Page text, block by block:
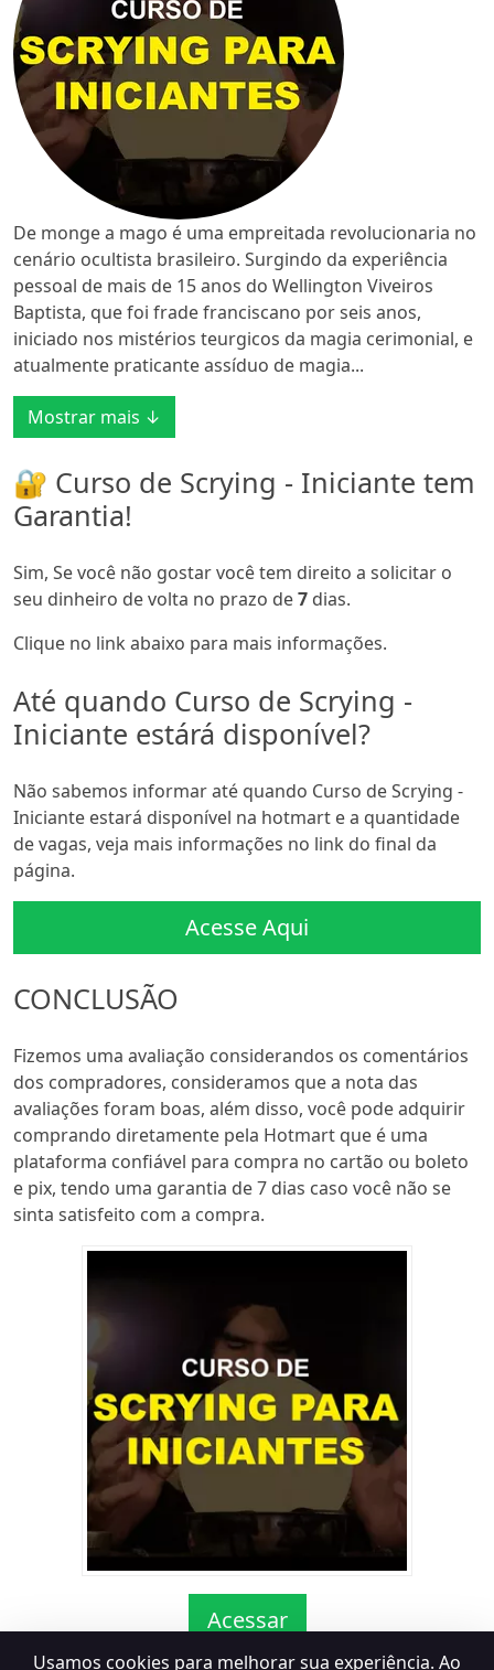
De monge a mago é uma empreitada revolucionaria no
cenário ocultista brasileiro. Surgindo da experiência
pessoal de mais de 15 anos do Wellington Viveiros
Baptista, que foi frade franciscano por seis anos,
iniciado nos mistérios teurgicos da magia cerimonial, e
atualmente praticante assíduo de magia...
Mostrar mais ↓
🔐 Curso de Scrying - Iniciante tem
Garantia!
Sim, Se você não gostar você tem direito a solicitar o
seu dinheiro de volta no prazo de7 dias.
Clique no link abaixo para mais informações.
Até quando Curso de Scrying -
Iniciante estárá disponível?
Não sabemos informar até quando Curso de Scrying -
Iniciante estará disponível na hotmart e a quantidade
de vagas, veja mais informações no link do final da
página.
Acesse Aqui
CONCLUSÃO
Fizemos uma avaliação considerandos os comentários
dos compradores, consideramos que a nota das
avaliações foram boas, além disso, você pode adquirir
comprando diretamente pela Hotmart que é uma
plataforma confiável para compra no cartão ou boleto
e pix, tendo uma garantia de 7 dias caso você não se
sinta satisfeito com a compra.
Usamos cookies para melhorar sua experiência. Ao